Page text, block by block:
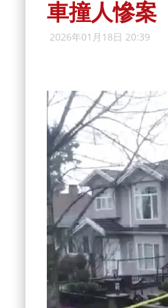
車撞人慘案
2026年01月18日 20:39